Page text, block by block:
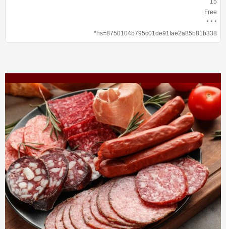
Free
* * *
hs=8750104b795c01de91fae2a85b81b338*